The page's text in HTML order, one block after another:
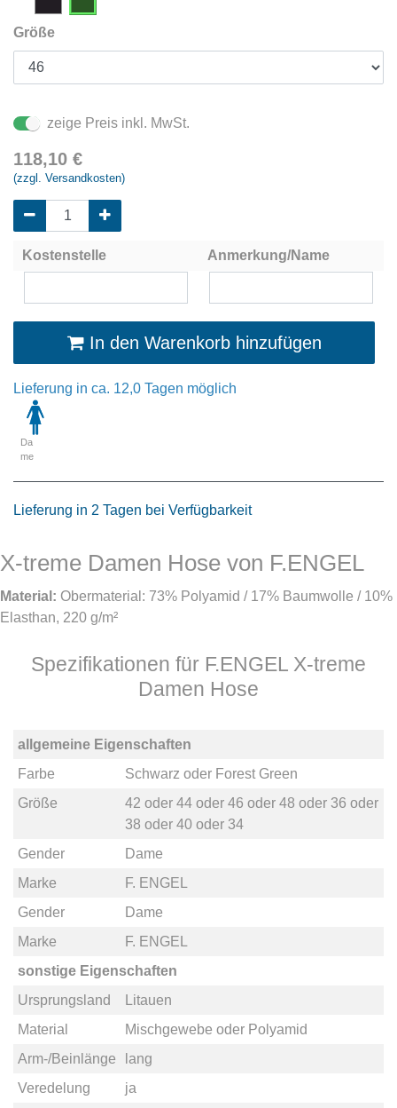
Größe
zeige Preis inkl. MwSt.
118,10 €
(zzgl. Versandkosten)
Kostenstelle Anmerkung/Name
In den Warenkorb hinzufügen
Lieferung in ca. 12,0 Tagen möglich
Da
me
Lieferung in 2 Tagen bei Verfügbarkeit
X-treme Damen Hose von F.ENGEL
Material: Obermaterial: 73% Polyamid / 17% Baumwolle / 10%
Elasthan, 220 g/m²
Spezifikationen für F.ENGEL X-treme
Damen Hose
allgemeine Eigenschaften
Farbe
Schwarz oder Forest Green
Größe
42 oder 44oder 46 oder 48 oder 36 oder
38 oder 40oder 34
Gender
Dame
Marke
F. ENGEL
Gender
Dame
Marke
F. ENGEL
sonstige Eigenschaften
Ursprungsland
Litauen
Material
Mischgewebe oder Polyamid
Arm-/Beinlänge
lang
Veredelung
ja